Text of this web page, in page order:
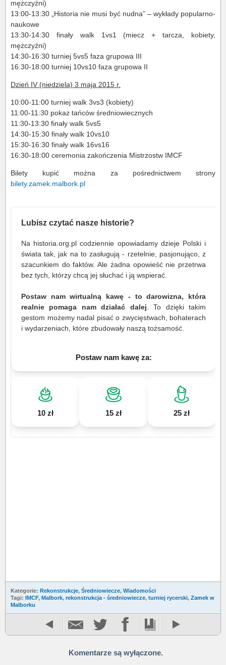
mężczyźni)
13:00-13:30 „Historia nie musi być nudna” – wykłady popularno-
naukowe
13:30-14:30 finały walk 1vs1 (miecz + tarcza, kobiety,
mężczyźni)
14:30-16:30 turniej 5vs5 faza grupowa III
16:30-18:00 turniej 10vs10 faza grupowa II
Dzień IV (niedziela) 3 maja 2015 r.
10:00-11:00 turniej walk 3vs3 (kobiety)
11:00-11:30 pokaz tańców średniowiecznych
11:30-13:30 finały walk 5vs5
14:30-15:30 finały walk 10vs10
15:30-16:30 finały walk 16vs16
16:30-18:00 ceremonia zakończenia Mistrzostw IMCF
Bilety kupić można za pośrednictwem strony
bilety.zamek.malbork.pl
Lubisz czytać nasze historie?
Na historia.org.pl codziennie opowiadamy dzieje Polski i
świata tak, jak na to zasługują - rzetelnie, pasjonująco, z
szacunkiem do faktów. Ale żadna opowieść nie przetrwa
bez tych, którzy chcą jej słuchać i ją wspierać.
Postaw nam wirtualną kawę - to darowizna, która
realnie pomaga nam działać dalej . To dzięki takim
gestom możemy nadal pisać o zwycięstwach, bohaterach
i wydarzeniach, które zbudowały naszą tożsamość.
Postaw nam kawę za:
10 zł 15 zł 25 zł
Kategorie: Rekonstrukcje, Średniowiecze, Wiadomości
Tagi: IMCF, Malbork, rekonstrukcja - średniowiecze, turniej rycerski, Zamek w
Malborku
Komentarze są wyłączone.